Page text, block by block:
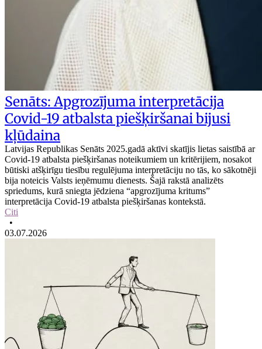
Senāts: Apgrozījuma interpretācija
Covid-19 atbalsta piešķiršanai bijusi
kļūdaina
Latvijas Republikas Senāts 2025.gadā aktīvi skatījis lietas saistībā ar
Covid-19 atbalsta piešķiršanas noteikumiem un kritērijiem, nosakot
būtiski atšķirīgu tiesību regulējuma interpretāciju no tās, ko sākotnēji
bija noteicis Valsts ieņēmumu dienests. Šajā rakstā analizēts
spriedums, kurā sniegta jēdziena “apgrozījuma kritums”
interpretācija Covid-19 atbalsta piešķiršanas kontekstā.
Citi
•
03.07.2026